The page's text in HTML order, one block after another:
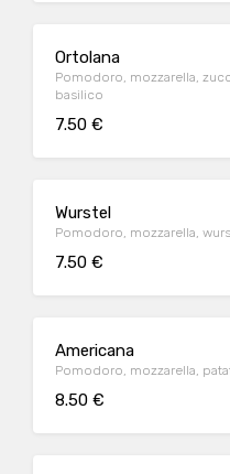
Ortolana
Pomodoro, mozzarella,
basilico
7.50 €
Wurstel
Pomodoro, mozzarella,
7.50 €
Americana
Pomodoro, mozzarella,
8.50 €